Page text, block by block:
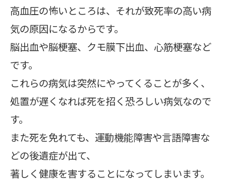
高血圧の怖いところは、それが致死率の高い病
気の原因になるからです。
脳出血や脳梗塞、クモ膜下出血、心筋梗塞など
です。
これらの病気は突然にやってくることが多く、
処置が遅くなれば死を招く恐ろしい病気なので
す。
また死を免れても、運動機能障害や言語障害な
どの後遺症が出て、
著しく健康を害することになってしまいます。